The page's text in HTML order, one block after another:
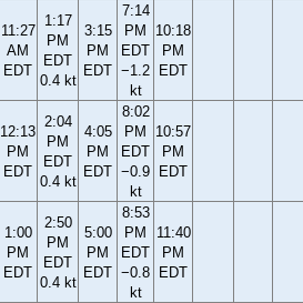
11:27
AM
EDT
1:17
PM
EDT
0.4 kt
3:15
PM
EDT
7:14
PM
EDT
−1.2
kt
10:18
PM
EDT
12:13
PM
EDT
2:04
PM
EDT
0.4 kt
4:05
PM
EDT
8:02
PM
EDT
−0.9
kt
10:57
PM
EDT
1:00
PM
EDT
2:50
PM
EDT
0.4 kt
5:00
PM
EDT
8:53
PM
EDT
−0.8
kt
11:40
PM
EDT